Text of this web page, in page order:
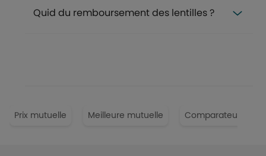
Quid du remboursement des lentilles ?
Prix mutuelle Meilleure mutuelle Comparateur